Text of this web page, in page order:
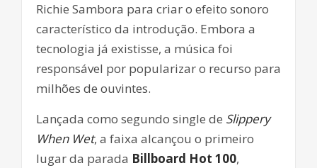
Richie Sambora para criar o efeito sonoro
característico da introdução. Embora a
tecnologia já existisse, a música foi
responsável por popularizar o recurso para
milhões de ouvintes.
Lançada como segundo single de Slippery
When Wet, a faixa alcançou o primeiro
lugar da parada Billboard Hot 100,